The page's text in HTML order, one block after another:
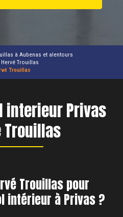
à Aubenas et alentours
Trouillas
Trouillas
interieur Privas
Trouillas
Trouillas pour
intérieur à Privas ?